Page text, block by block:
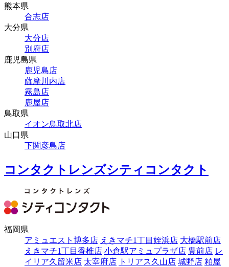
熊本県
合志店
大分県
大分店
別府店
鹿児島県
鹿児島店
薩摩川内店
霧島店
鹿屋店
鳥取県
イオン鳥取北店
山口県
下関彦島店
コンタクトレンズシティコンタクト
福岡県
アミュエスト博多店 えきマチ1丁目姪浜店 大橋駅前店
えきマチ1丁目香椎店 小倉駅アミュプラザ店 豊前店 レ
イリア久留米店 太宰府店 トリアス久山店 城野店 粕屋